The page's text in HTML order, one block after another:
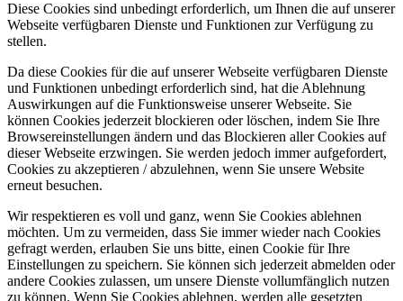
Diese Cookies sind unbedingt erforderlich, um Ihnen die auf unserer
Webseite verfügbaren Dienste und Funktionen zur Verfügung zu
stellen.
Da diese Cookies für die auf unserer Webseite verfügbaren Dienste
und Funktionen unbedingt erforderlich sind, hat die Ablehnung
Auswirkungen auf die Funktionsweise unserer Webseite. Sie
können Cookies jederzeit blockieren oder löschen, indem Sie Ihre
Browsereinstellungen ändern und das Blockieren aller Cookies auf
dieser Webseite erzwingen. Sie werden jedoch immer aufgefordert,
Cookies zu akzeptieren / abzulehnen, wenn Sie unsere Website
erneut besuchen.
Wir respektieren es voll und ganz, wenn Sie Cookies ablehnen
möchten. Um zu vermeiden, dass Sie immer wieder nach Cookies
gefragt werden, erlauben Sie uns bitte, einen Cookie für Ihre
Einstellungen zu speichern. Sie können sich jederzeit abmelden oder
andere Cookies zulassen, um unsere Dienste vollumfänglich nutzen
zu können. Wenn Sie Cookies ablehnen, werden alle gesetzten